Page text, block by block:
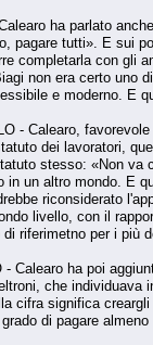
ha parlato
pagare tutti». E sui
completarla con gli
non era certo uno
e moderno. E
- Calearo,
dei lavoratori,
stesso: «Non va
in un altro mondo. E
riconsiderato
livello, con il
riferimetno per i più
Calearo ha poi
che individuava
cifra significa
di pagare